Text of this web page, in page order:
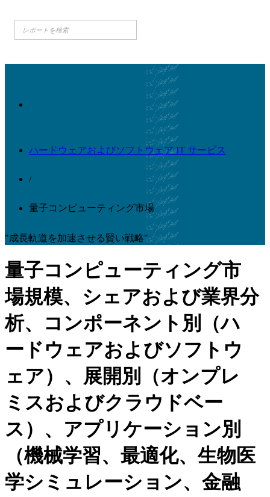
ハードウェアおよびソフトウェア IT サービス
/
量子コンピューティング市場
"成長軌道を加速させる賢い戦略"
量子コンピューティング市
場規模、シェアおよび業界分
析、コンポーネント別（ハ
ードウェアおよびソフトウ
ェア）、展開別（オンプレ
ミスおよびクラウドベー
ス）、アプリケーション別
（機械学習、最適化、生物医
学シミュレーション、金融